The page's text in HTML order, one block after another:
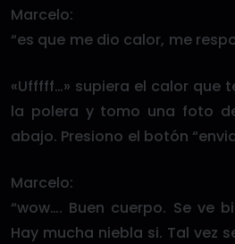
Marcelo:
“es que me dio calor, me
«Ufffff…» supiera el calor que
la polera y tomo una foto
abajo. Presiono el botón
Marcelo:
“wow…. Buen cuerpo. Se ve
Hay mucha niebla si. Tal vez